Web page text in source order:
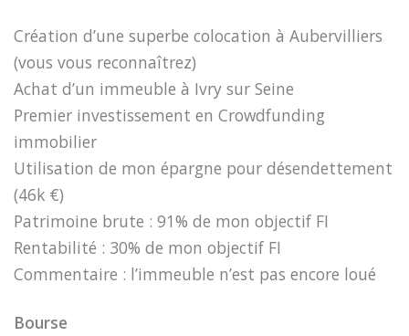
Création d’une superbe colocation à Aubervilliers
(vous vous reconnaîtrez)
Achat d’un immeuble à Ivry sur Seine
Premier investissement en Crowdfunding
immobilier
Utilisation de mon épargne pour désendettement
(46k €)
Patrimoine brute : 91% de mon objectif FI
Rentabilité : 30% de mon objectif FI
Commentaire : l’immeuble n’est pas encore loué
Bourse